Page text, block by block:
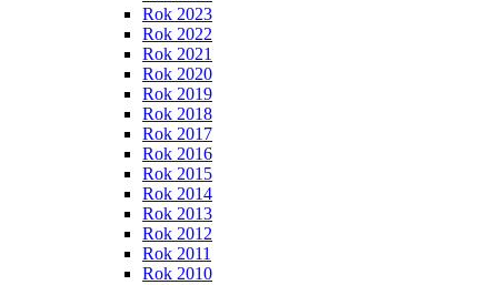
Rok 2023
Rok 2022
Rok 2021
Rok 2020
Rok 2019
Rok 2018
Rok 2017
Rok 2016
Rok 2015
Rok 2014
Rok 2013
Rok 2012
Rok 2011
Rok 2010